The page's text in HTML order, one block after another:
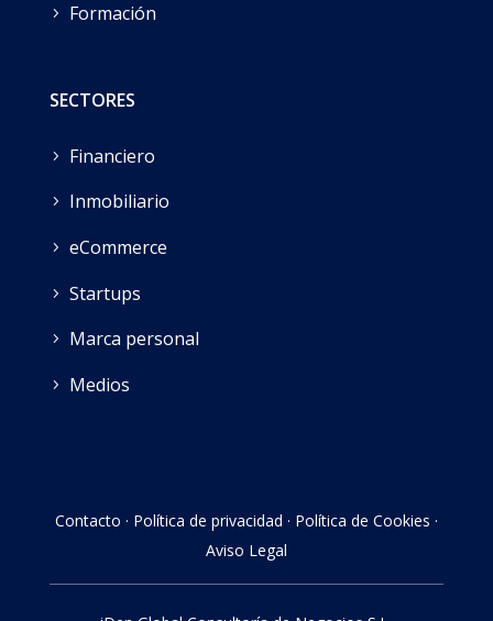
Formación
SECTORES
Financiero
Inmobiliario
eCommerce
Startups
Marca personal
Medios
Contacto · Política de privacidad · Política de Cookies ·
Aviso Legal